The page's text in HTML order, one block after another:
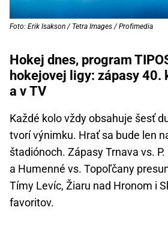
Foto: Erik Isakson / Tetra Images / Profimedia
Hokej dnes, program
hokejovej ligy: zápasy 40.
a v TV
Každé kolo vždy obsahuje šesť
tvorí výnimku. Hrať sa bude len
štadiónoch. Zápasy Trnava vs.
a Humenné vs. Topoľčany
Tímy Levíc, Žiaru nad Hronom i
favoritov.